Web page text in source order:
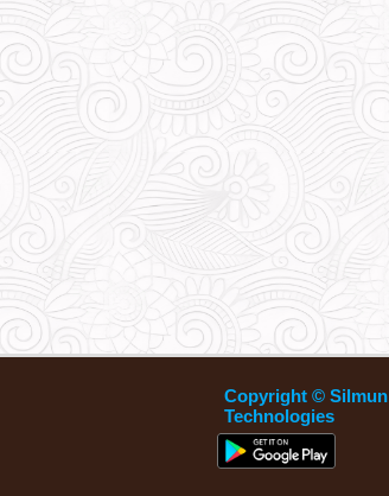
Copyright © Silmun
Technologies